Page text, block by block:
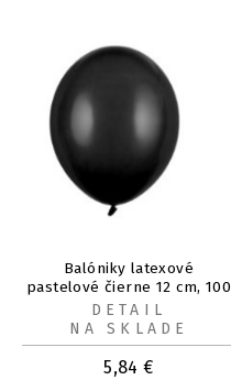
Balóniky latexové
pastelové čierne 12 cm, 100
ks
5,84 €
DETAIL
NA SKLADE